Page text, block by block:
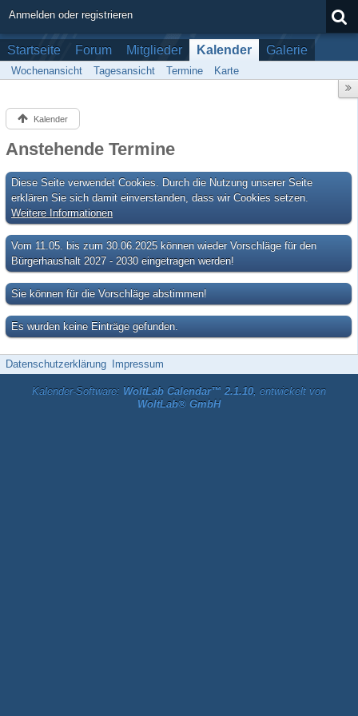
Anmelden oder registrieren
Startseite Forum Mitglieder Kalender Galerie
Wochenansicht Tagesansicht Termine Karte
Kalender
Anstehende Termine
Diese Seite verwendet Cookies. Durch die Nutzung unserer Seite
erklären Sie sich damit einverstanden, dass wir Cookies setzen.
Weitere Informationen
Vom 11.05. bis zum 30.06.2025 können wieder Vorschläge für den
Bürgerhaushalt 2027 - 2030 eingetragen werden!
Sie können für die Vorschläge abstimmen!
Es wurden keine Einträge gefunden.
Datenschutzerklärung Impressum
Kalender-Software: WoltLab Calendar™ 2.1.10, entwickelt von
WoltLab® GmbH